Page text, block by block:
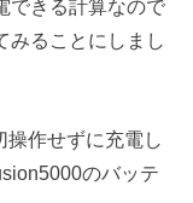
できる計算なので
みることにしまし
操作せずに充電し
のバッテ